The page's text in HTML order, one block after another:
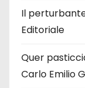
Il
Editoriale
Quer
Carlo Emilio